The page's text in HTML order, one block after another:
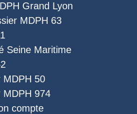
Grand Lyon
MDPH 63
Seine Maritime
MDPH 50
MDPH 974
compte